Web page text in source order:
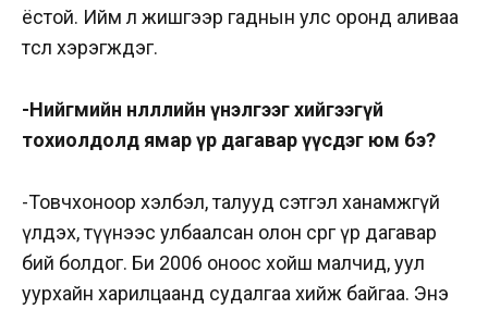
ёстой. Ийм л жишгээр гаднын улс оронд аливаа
төсөл хэрэгждэг.
-Нийгмийн нөлөөллийн үнэлгээг хийгээгүй
тохиолдолд ямар үр дагавар үүсдэг юм бэ?
-Товчхоноор хэлбэл, талууд сэтгэл ханамжгүй
үлдэх, түүнээс улбаалсан олон сөрөг үр дагавар
бий болдог. Би 2006 оноос хойш малчид, уул
уурхайн харилцаанд судалгаа хийж байгаа. Энэ